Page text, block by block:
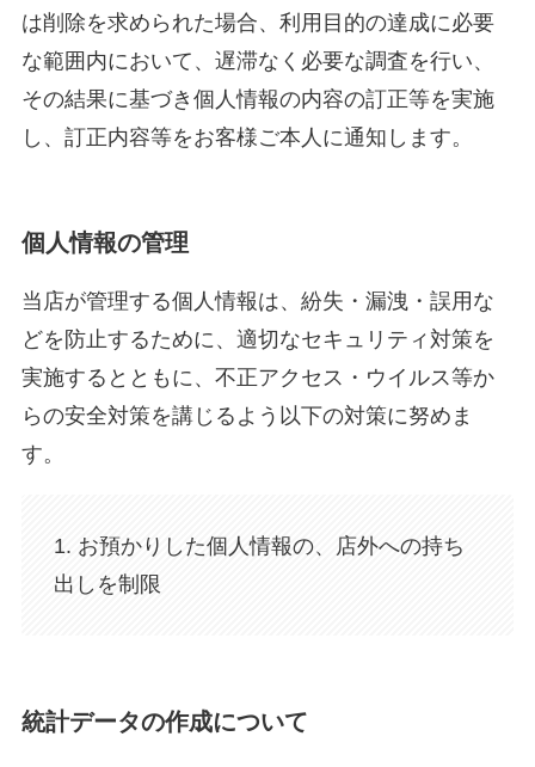
は削除を求められた場合、利用目的の達成に必要
な範囲内において、遅滞なく必要な調査を行い、
その結果に基づき個人情報の内容の訂正等を実施
し、訂正内容等をお客様ご本人に通知します。
個人情報の管理
当店が管理する個人情報は、紛失・漏洩・誤用な
どを防止するために、適切なセキュリティ対策を
実施するとともに、不正アクセス・ウイルス等か
らの安全対策を講じるよう以下の対策に努めま
す。
1. お預かりした個人情報の、店外への持ち
出しを制限
統計データの作成について